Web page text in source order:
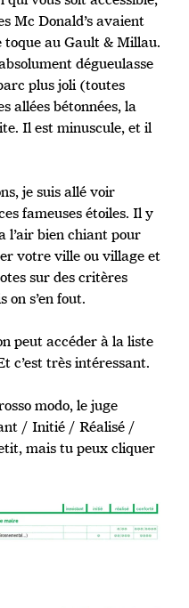
Mc Donald’s avaient
toque au Gault & Millau.
dégueulasse
plus joli (toutes
allées bétonnées, la
Il est minuscule, et il
je suis allé voir
fameuses étoiles. Il y
l’air bien chiant pour
votre ville ou village et
sur des critères
on s’en fout.
peut accéder à la liste
c’est très intéressant.
modo, le juge
/ Initié / Réalisé /
mais tu peux cliquer